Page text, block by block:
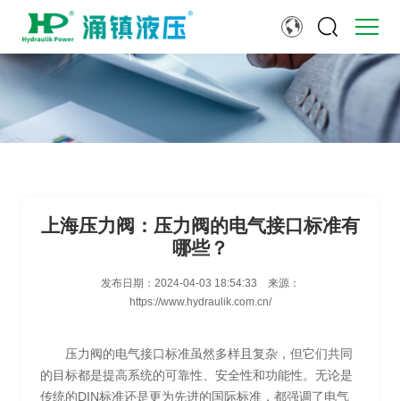
上海压力阀：压力阀的电气接口标准有
哪些？
发布日期： 2024-04-03 18:54:33
来源：
https://www.hydraulik.com.cn/
压力阀的电气接口标准虽然多样且复杂，但它们共同
的目标都是提高系统的可靠性、安全性和功能性。无论是
传统的DIN标准还是更为先进的国际标准，都强调了电气